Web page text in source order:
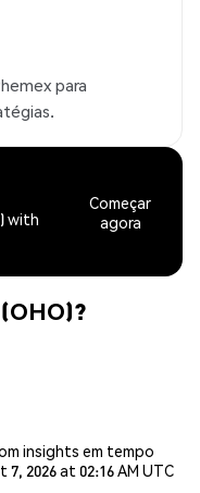
para
with
Começar
agora
insights em tempo
2026 at 02:16 AM UTC